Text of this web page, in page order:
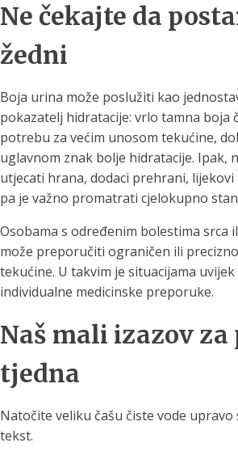
Ne čekajte da
žedni
Boja urina može poslužiti kao
pokazatelj hidratacije: vrlo tamna boja
potrebu za većim unosom tekućine,
uglavnom znak bolje hidratacije. Ipak,
utjecati hrana, dodaci prehrani,
pa je važno promatrati cjelokupno
Osobama s određenim bolestima srca
može preporučiti ograničen ili
tekućine. U takvim je situacijama
individualne medicinske preporuke.
Naš mali izazov za
tjedna
Natočite veliku čašu čiste vode upravo
tekst.